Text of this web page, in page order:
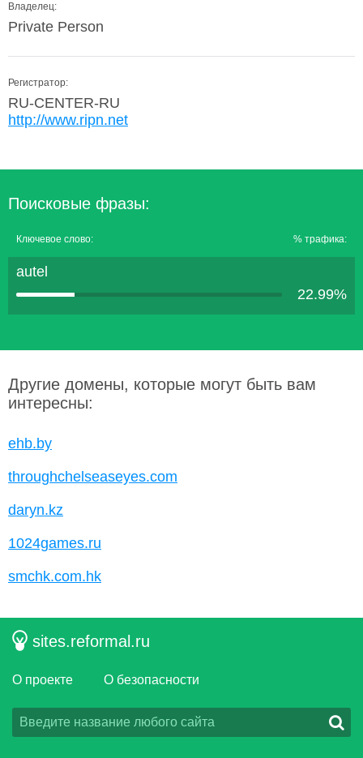
Владелец:
Private Person
Регистратор:
RU-CENTER-RU
http://www.ripn.net
Поисковые фразы:
Ключевое слово: % трафика:
autel
22.99%
Другие домены, которые могут быть вам
интересны:
ehb.by
throughchelseaseyes.com
daryn.kz
1024games.ru
smchk.com.hk
sites.reformal.ru
О проекте О безопасности